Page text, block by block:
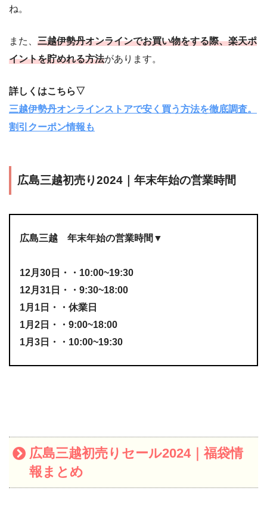
ね。
また、 三越伊勢丹オンラインでお買い物をする際、楽天ポ
イントを貯めれる方法があります。
詳しくはこちら▽
三越伊勢丹オンラインストアで安く買う方法を徹底調査。
割引クーポン情報も
広島三越初売り2024｜年末年始の営業時間
広島三越 年末年始の営業時間▼
12月30日・・10:00~19:30
12月31日・・9:30~18:00
1月1日・・休業日
1月2日・・9:00~18:00
1月3日・・10:00~19:30
広島三越初売りセール2024｜福袋情
報まとめ